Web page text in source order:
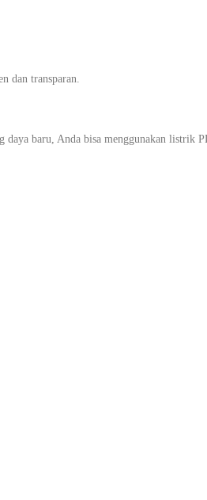
dan transparan.
baru, Anda bisa menggunakan listrik